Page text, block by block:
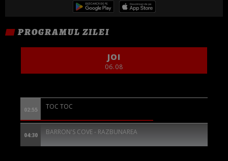
PROGRAMUL ZILEI
JOI
06.08
02:55 TOC TOC
04:30 BARRON'S COVE - RAZBUNAREA